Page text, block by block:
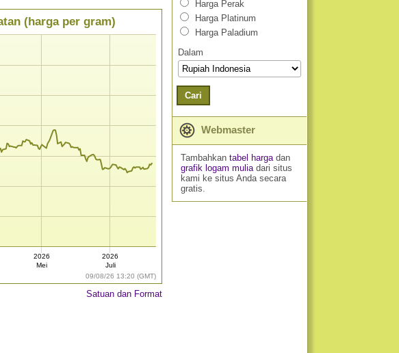
09/08/26 13:20 (GMT)
(harga per gram)
2026
Mei
2026
Juli
Satuan dan Format
Harga Perak
Harga Platinum
Harga Paladium
Dalam
Cari
Webmaster
Tambahkan tabel hargadan
grafik logam muliadari situs
kami ke situs Anda secara
gratis.